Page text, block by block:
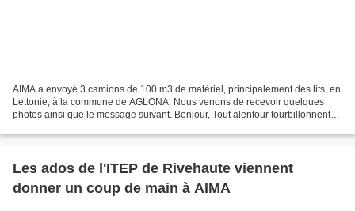
AIMA a envoyé 3 camions de 100 m3 de matériel, principalement des lits, en
Lettonie, à la commune de AGLONA. Nous venons de recevoir quelques
photos ainsi que le message suivant. Bonjour, Tout alentour tourbillonnent
Les ados de l'ITEP de Rivehaute viennent
donner un coup de main à AIMA